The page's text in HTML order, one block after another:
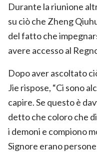
Durante la riunione
su ciò che Zheng
del fatto che
avere accesso al
Dopo aver ascoltato
Jie rispose, “Ci sono
capire. Se questo è
detto che coloro che
i demoni e compiono
Signore erano